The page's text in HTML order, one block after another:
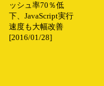
ッシュ率70％低
下、JavaScript実行
速度も大幅改善
[2016/01/28]